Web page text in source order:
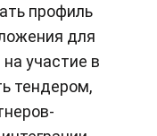
профиль
для
участие в
тендером,